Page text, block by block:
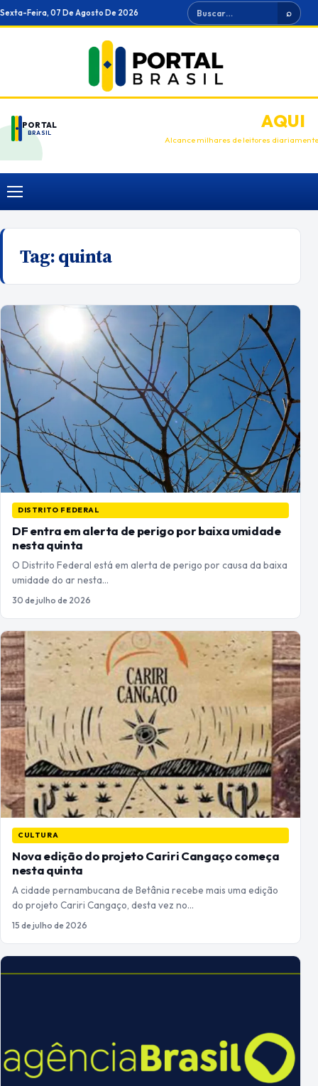
Ir
para
Sexta-Feira, 07 De Agosto De 2026 Buscar ⌕
PORTAL
BRASIL
ANUNCIEAQUI
Alcance milhares de leitores diariamente
Menu
Tag:quinta
DISTRITO FEDERAL
DF entra em alerta de perigo por baixa umidade
nesta quinta
O Distrito Federal está em alerta de perigo por causa da baixa
umidade do ar nesta…
30 de julho de 2026
CULTURA
Nova edição do projeto Cariri Cangaço começa
nesta quinta
A cidade pernambucana de Betânia recebe mais uma edição
do projeto Cariri Cangaço, desta vez no…
15 de julho de 2026